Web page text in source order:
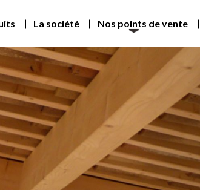
La société Nos points de vente